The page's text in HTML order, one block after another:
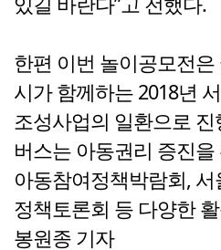
한편 이번 놀이공모전
시가 함께하는 2018년
조성사업의 일환으로
버스는 아동권리 증진
아동참여정책박람회,
정책토론회 등 다양한
봉원종 기자